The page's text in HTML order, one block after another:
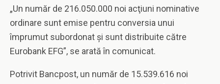
„Un număr de 216.050.000 noi acţiuni nominative
ordinare sunt emise pentru conversia unui
împrumut subordonat şi sunt distribuite către
Eurobank EFG”, se arată în comunicat.
Potrivit Bancpost, un număr de 15.539.616 noi